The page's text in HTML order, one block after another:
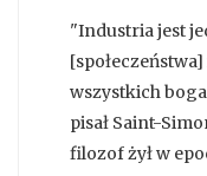
"Industria jest
wszystkich
pisał Saint-
filozof żył w